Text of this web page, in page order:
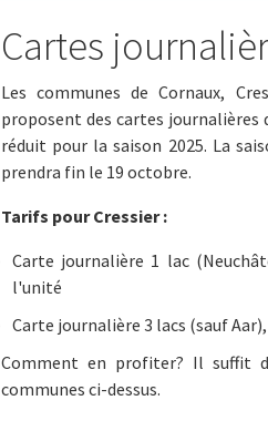
Cartes
Les communes de Cornaux,
proposent des cartes journalières
réduit pour la saison 2025. La
prendra fin le 19 octobre.
Tarifs pour Cressier :
Carte journalière 1 lac
l'unité
Carte journalière 3 lacs (sauf
Comment en profiter? Il suffit
communes ci-dessus.